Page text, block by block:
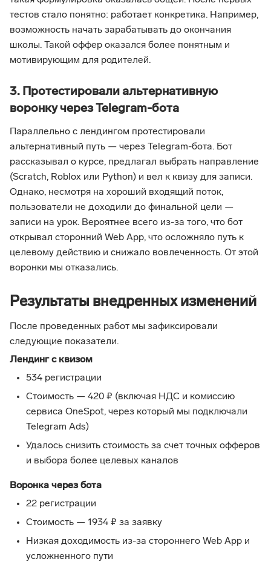
тестов стало понятно: работает конкретика. Например,
возможность начать зарабатывать до окончания
школы. Такой оффер оказался более понятным и
мотивирующим для родителей.
3. Протестировали альтернативную
воронку через Telegram-бота
Параллельно с лендингом протестировали
альтернативный путь — через Telegram-бота. Бот
рассказывал о курсе, предлагал выбрать направление
(Scratch, Roblox или Python) и вел к квизу для записи.
Однако, несмотря на хороший входящий поток,
пользователи не доходили до финальной цели —
записи на урок. Вероятнее всего из-за того, что бот
открывал сторонний Web App, что осложняло путь к
целевому действию и снижало вовлеченность. От этой
воронки мы отказались.
Результаты внедренных изменений
После проведенных работ мы зафиксировали
следующие показатели.
Лендинг с квизом
534 регистрации
Стоимость — 420 ₽ (включая НДС и комиссию
сервиса OneSpot, через который мы подключали
Telegram Ads)
Удалось снизить стоимость за счет точных офферов
и выбора более целевых каналов
Воронка через бота
22 регистрации
Стоимость — 1934 ₽ за заявку
Низкая доходимость из-за стороннего Web App и
усложненного пути